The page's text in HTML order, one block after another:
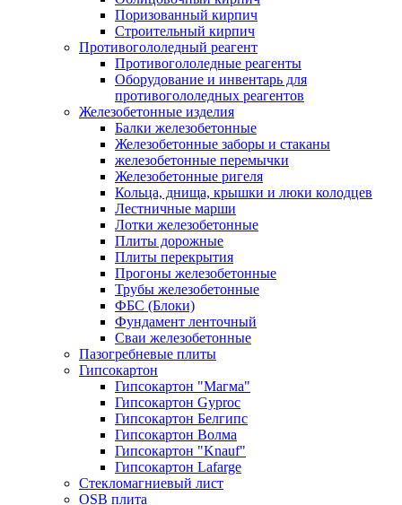
Поризованный кирпич
Строительный кирпич
Противогололедный реагент
Противогололедные реагенты
Оборудование и инвентарь для
противогололедных реагентов
Железобетонные изделия
Балки железобетонные
Железобетонные заборы и стаканы
железобетонные перемычки
Железобетонные ригеля
Кольца, днища, крышки и люки колодцев
Лестничные марши
Лотки железобетонные
Плиты дорожные
Плиты перекрытия
Прогоны железобетонные
Трубы железобетонные
ФБС (Блоки)
Фундамент ленточный
Сваи железобетонные
Пазогребневые плиты
Гипсокартон
Гипсокартон "Магма"
Гипсокартон Gyproc
Гипсокартон Белгипс
Гипсокартон Волма
Гипсокартон "Knauf"
Гипсокартон Lafarge
Стекломагниевый лист
OSB плита